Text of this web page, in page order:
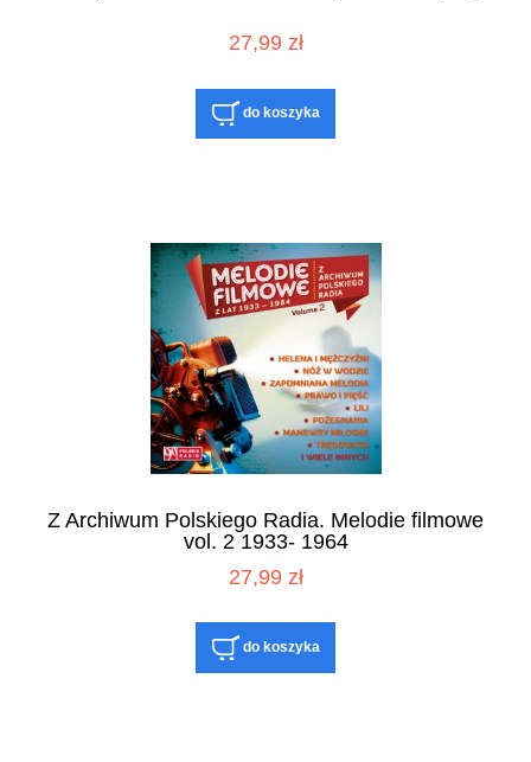
27,99 zł
do koszyka
Z Archiwum Polskiego Radia. Melodie filmowe
vol. 2 1933- 1964
27,99 zł
do koszyka